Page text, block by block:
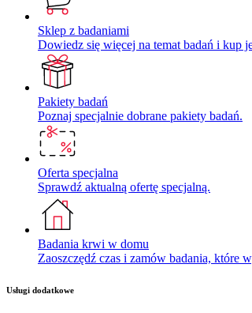
Sklep z badaniami
Dowiedz się więcej na temat badań i kup
Pakiety badań
Poznaj specjalnie dobrane pakiety badań.
Oferta specjalna
Sprawdź aktualną ofertę specjalną.
Badania krwi w domu
Zaoszczędź czas i zamów badania, które
Usługi dodatkowe